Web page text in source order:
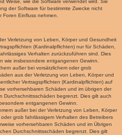
Weise, wie die Software verwendet wird. Sie
der Software für bestimmte Zwecke nicht
Einfluss nehmen.
Verletzung von Leben, Körper und Gesundheit
(Kardinalpflichten) nur für Schäden,
Verhalten zurückzuführen sind. Dies
wie insbesondere entgangenen Gewinn.
außer bei vorsätzlichem oder grob
aus der Verletzung von Leben, Körper und
Vertragspflichten (Kardinalpflichten) auf
vorhersehbaren Schäden und im übrigen der
Durchschnittsschäden begrenzt. Dies gilt auch
entgangenen Gewinn.
außer bei der Verletzung von Leben, Körper
grob fahrlässigem Verhalten des Betreibers
vorhersehbaren Schäden und im Übrigen
Durchschnittsschäden begrenzt. Dies gilt